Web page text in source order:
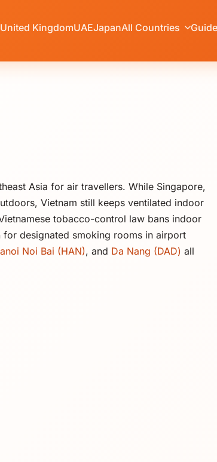
United KingdomUAEJapanAll Countries Guide
Asia for air travellers. While Singapore,
Vietnam still keeps ventilated indoor
tobacco-control law bans indoor
designated smoking rooms in airport
Noi Bai (HAN), and Da Nang (DAD) all